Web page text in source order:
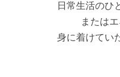
日常生活のひ
または
身に着けてい